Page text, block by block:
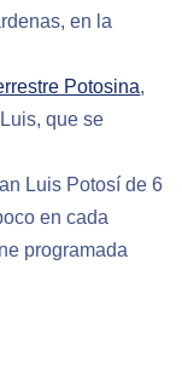
en la
Potosina,
que se
Luis Potosí de 6
en cada
programada